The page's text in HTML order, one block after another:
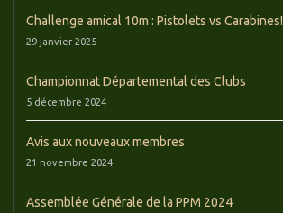
Challenge amical 10m : Pistolets vs Carabines!
29 janvier 2025
Championnat Départemental des Clubs
5 décembre 2024
Avis aux nouveaux membres
21 novembre 2024
Assemblée Générale de la PPM 2024